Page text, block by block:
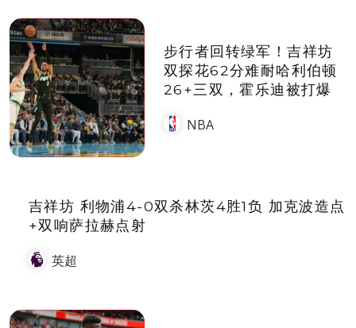
步行者回转绿军！吉祥坊
双探花62分难耐哈利伯顿
26+三双，霍乐迪被打爆
NBA
吉祥坊 利物浦4-0双杀林茨4胜1负 加克波造点
+双响萨拉赫点射
英超